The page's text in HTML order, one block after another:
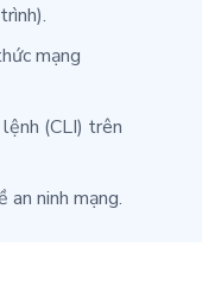
mạng
(CLI) trên
an ninh mạng.